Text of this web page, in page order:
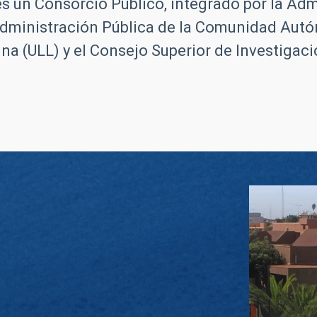
un Consorcio Público, integrado por la
Pública de la Comunidad
(ULL) y el Consejo Superior de